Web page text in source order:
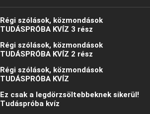
Régi szólások, közmondások
TUDÁSPRÓBA KVÍZ 3 rész
Régi szólások, közmondások
TUDÁSPRÓBA KVÍZ 2 rész
Régi szólások, közmondások
TUDÁSPRÓBA KVÍZ
Ez csak a legdörzsöltebbeknek sikerül!
Tudáspróba kvíz